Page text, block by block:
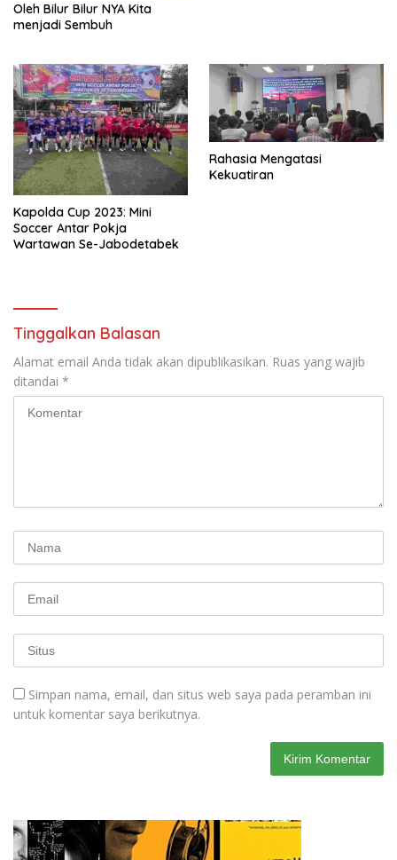
Oleh Bilur Bilur NYA Kita
menjadi Sembuh
Kapolda Cup 2023: Mini
Soccer Antar Pokja
Wartawan Se-Jabodetabek
Rahasia Mengatasi
Kekuatiran
Tinggalkan Balasan
Alamat email Anda tidak akan dipublikasikan. Ruas yang wajib
ditandai *
Simpan nama, email, dan situs web saya pada peramban ini
untuk komentar saya berikutnya.